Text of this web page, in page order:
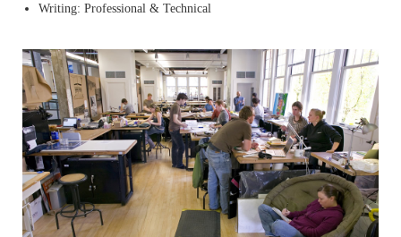
Writing: Professional & Technical